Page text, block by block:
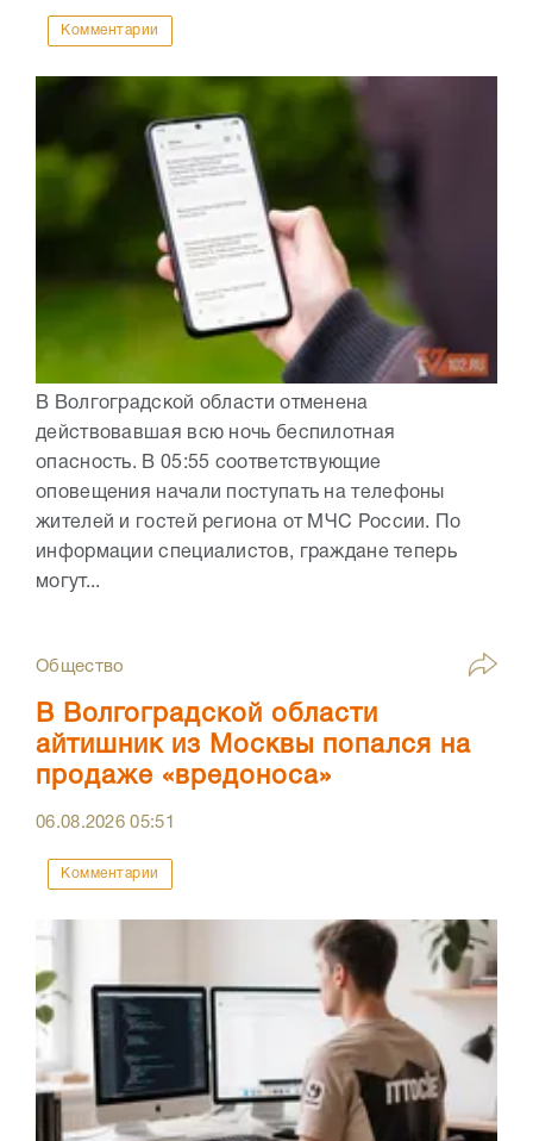
Комментарии
В Волгоградской области отменена
действовавшая всю ночь беспилотная
опасность. В 05:55 соответствующие
оповещения начали поступать на телефоны
жителей и гостей региона от МЧС России. По
информации специалистов, граждане теперь
могут...
Общество
В Волгоградской области
айтишник из Москвы попался на
продаже «вредоноса»
06.08.202605:51
Комментарии